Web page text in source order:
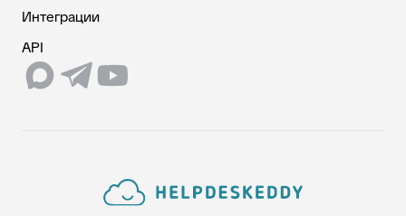
Интеграции
API